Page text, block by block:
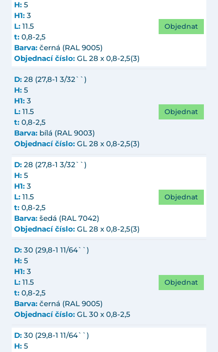
H: 5
H1: 3
L: 11.5
t: 0,8-2,5
Barva: černá (RAL 9005)
Objednací číslo: GL 28 x 0,8-2,5(3)
Objednat
D: 28 (27,8-1 3/32``)
H: 5
H1: 3
L: 11.5
t: 0,8-2,5
Barva: bílá (RAL 9003)
Objednací číslo: GL 28 x 0,8-2,5(3)
Objednat
D: 28 (27,8-1 3/32``)
H: 5
H1: 3
L: 11.5
t: 0,8-2,5
Barva: šedá (RAL 7042)
Objednací číslo: GL 28 x 0,8-2,5(3)
Objednat
D: 30 (29,8-1 11/64``)
H: 5
H1: 3
L: 11.5
t: 0,8-2,5
Barva: černá (RAL 9005)
Objednací číslo: GL 30 x 0,8-2,5
Objednat
D: 30 (29,8-1 11/64``)
H: 5